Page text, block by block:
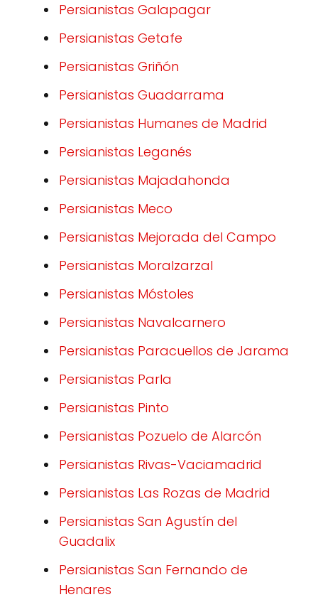
Persianistas Galapagar
Persianistas Getafe
Persianistas Griñón
Persianistas Guadarrama
Persianistas Humanes de Madrid
Persianistas Leganés
Persianistas Majadahonda
Persianistas Meco
Persianistas Mejorada del Campo
Persianistas Moralzarzal
Persianistas Móstoles
Persianistas Navalcarnero
Persianistas Paracuellos de Jarama
Persianistas Parla
Persianistas Pinto
Persianistas Pozuelo de Alarcón
Persianistas Rivas-Vaciamadrid
Persianistas Las Rozas de Madrid
Persianistas San Agustín del
Guadalix
Persianistas San Fernando de
Henares